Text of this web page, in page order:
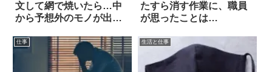
文して網で焼いたら…中
から予想外のモノが出て
たすら消す作業に、職員
が思ったことは…
仕事 生活と仕事